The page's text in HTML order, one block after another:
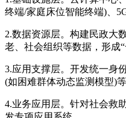
终端/家庭床位智能终端)、
2.数据资源层。构建民政大
老、社会组织等数据，形成“
3.应用支撑层。开发统一身
(如困难群体动态监测模型)
4.业务应用层。针对社会救